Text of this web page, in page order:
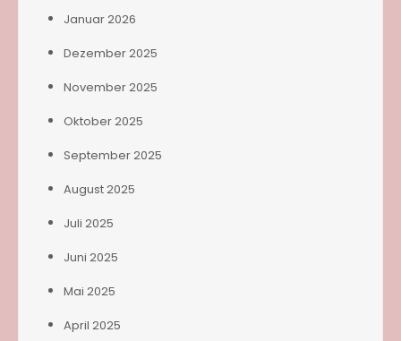
Januar 2026
Dezember 2025
November 2025
Oktober 2025
September 2025
August 2025
Juli 2025
Juni 2025
Mai 2025
April 2025